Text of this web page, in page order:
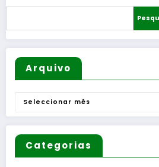
Arquivo
Arquivo
Categorias